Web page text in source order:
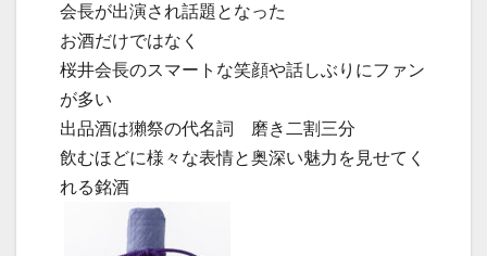
会長が出演され話題となった
お酒だけではなく
桜井会長のスマートな笑顔や話しぶりにファン
が多い
出品酒は獺祭の代名詞 磨き二割三分
飲むほどに様々な表情と奥深い魅力を見せてく
れる銘酒